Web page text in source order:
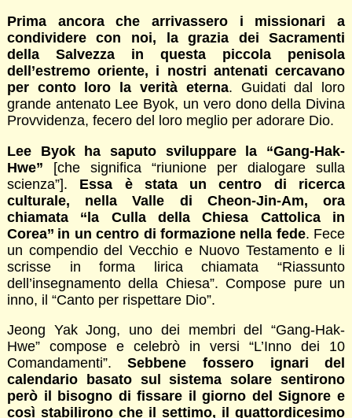
Prima ancora che arrivassero i missionari a
condividere con noi, la grazia dei Sacramenti
della Salvezza in questa piccola penisola
dell’estremo oriente, i nostri antenati cercavano
per conto loro la verità eterna. Guidati dal loro
grande antenato Lee Byok, un vero dono della Divina
Provvidenza, fecero del loro meglio per adorare Dio.
Lee Byok ha saputo sviluppare la “Gang-Hak-
Hwe” [che significa “riunione per dialogare sulla
scienza”]. Essa è stata un centro di ricerca
culturale, nella Valle di Cheon-Jin-Am, ora
chiamata ‘‘la Culla della Chiesa Cattolica in
Corea’’ in un centro di formazione nella fede. Fece
un compendio del Vecchio e Nuovo Testamento e li
scrisse in forma lirica chiamata “Riassunto
dell’insegnamento della Chiesa”. Compose pure un
inno, il “Canto per rispettare Dio”.
Jeong Yak Jong, uno dei membri del “Gang-Hak-
Hwe” compose e celebrò in versi “L’Inno dei 10
Comandamenti”.Sebbene fossero ignari del
calendario basato sul sistema solare sentirono
però il bisogno di fissare il giorno del Signore e
così stabilirono che il settimo, il quattordicesimo